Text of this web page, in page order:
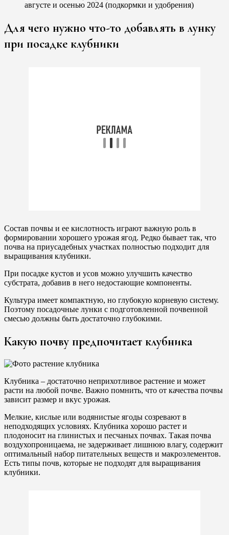
Для чего нужно что-то добавлять в лунку
при посадке клубники
Состав почвы и ее кислотность играют важную роль в
формировании хорошего урожая ягод. Редко бывает так, что
почва на приусадебных участках полностью подходит для
выращивания клубники.
При посадке кустов и усов можно улучшить качество
субстрата, добавив в него недостающие компоненты.
Культура имеет компактную, но глубокую корневую систему.
Поэтому посадочные лунки с подготовленной почвенной
смесью должны быть достаточно глубокими.
Какую почву предпочитает клубника
Клубника – достаточно неприхотливое растение и может
расти на любой почве. Важно помнить, что от качества почвы
зависит размер и вкус урожая.
Мелкие, кислые или водянистые ягоды созревают в
неподходящих условиях. Клубника хорошо растет и
плодоносит на глинистых и песчаных почвах. Такая почва
воздухопроницаема, не задерживает лишнюю влагу, содержит
оптимальный набор питательных веществ и макроэлементов.
Есть типы почв, которые не подходят для выращивания
клубники.